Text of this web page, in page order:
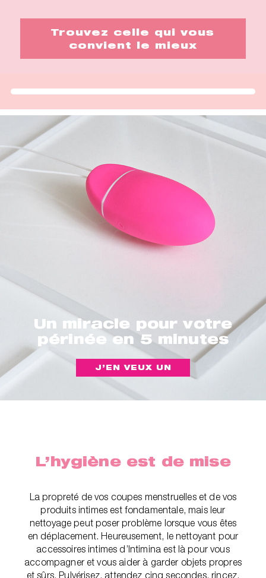
Un miracle pour votre
périnée en 5 minutes
J’EN VEUX UN
L’hygiène est de mise
La propreté de vos coupes menstruelles et de vos
produits intimes est fondamentale, mais leur
nettoyage peut poser problème lorsque vous êtes
en déplacement. Heureusement, le nettoyant pour
accessoires intimes d’Intimina est là pour vous
accompagner et vous aider à garder objets propres
et sûrs. Pulvérisez, attendez cinq secondes, rincez,